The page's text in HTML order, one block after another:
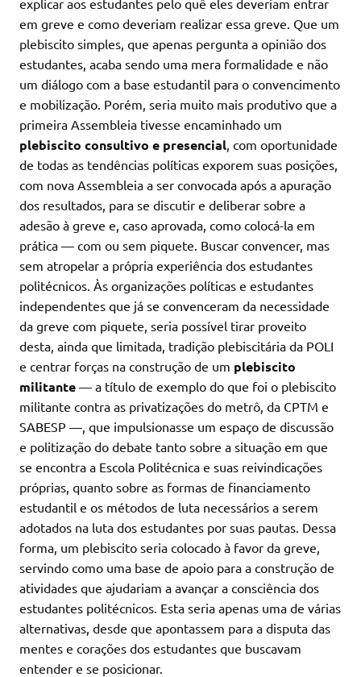
em greve e como deveriam realizar essa greve. Que um
plebiscito simples, que apenas pergunta a opinião dos
estudantes, acaba sendo uma mera formalidade e não
um diálogo com a base estudantil para o convencimento
e mobilização. Porém, seria muito mais produtivo que a
primeira Assembleia tivesse encaminhado um
plebiscito consultivo e presencial , com oportunidade
de todas as tendências políticas exporem suas posições,
com nova Assembleia a ser convocada após a apuração
dos resultados, para se discutir e deliberar sobre a
adesão à greve e, caso aprovada, como colocá-la em
prática — com ou sem piquete. Buscar convencer, mas
sem atropelar a própria experiência dos estudantes
politécnicos. Às organizações políticas e estudantes
independentes que já se convenceram da necessidade
da greve com piquete, seria possível tirar proveito
desta, ainda que limitada, tradição plebiscitária da POLI
e centrar forças na construção de um plebiscito
militante — a título de exemplo do que foi o plebiscito
militante contra as privatizações do metrô, da CPTM e
SABESP —, que impulsionasse um espaço de discussão
e politização do debate tanto sobre a situação em que
se encontra a Escola Politécnica e suas reivindicações
próprias, quanto sobre as formas de financiamento
estudantil e os métodos de luta necessários a serem
adotados na luta dos estudantes por suas pautas. Dessa
forma, um plebiscito seria colocado à favor da greve,
servindo como uma base de apoio para a construção de
atividades que ajudariam a avançar a consciência dos
estudantes politécnicos. Esta seria apenas uma de várias
alternativas, desde que apontassem para a disputa das
mentes e corações dos estudantes que buscavam
entender e se posicionar.